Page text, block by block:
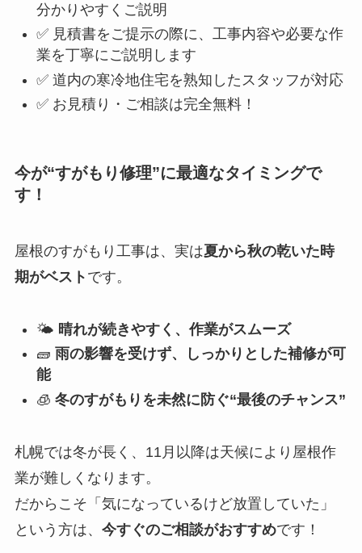
分かりやすくご説明
✅ 見積書をご提示の際に、工事内容や必要な作
業を丁寧にご説明します
✅ 道内の寒冷地住宅を熟知したスタッフが対応
✅ お見積り・ご相談は完全無料！
今が“すがもり修理”に最適なタイミングで
す！
屋根のすがもり工事は、実は夏から秋の乾いた時
期がベスト です。
🌤 晴れが続きやすく、作業がスムーズ
🧱 雨の影響を受けず、しっかりとした補修が可
能
🧊 冬のすがもりを未然に防ぐ“最後のチャンス”
札幌では冬が長く、11月以降は天候により屋根作
業が難しくなります。
だからこそ「気になっているけど放置していた」
という方は、 今すぐのご相談がおすすめです！